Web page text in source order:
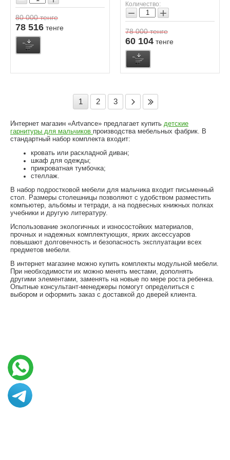
80 000тенге
78 516 тенге
Количество:
− +
78 000тенге
60 104 тенге
1 2 3
Интернет магазин «Artvance» предлагает купить детские
гарнитуры для мальчиков производства мебельных фабрик. В
стандартный набор комплекта входит:
кровать или раскладной диван;
шкаф для одежды;
прикроватная тумбочка;
стеллаж.
В набор подростковой мебели для мальчика входит письменный
стол. Размеры столешницы позволяют с удобством разместить
компьютер, альбомы и тетради, а на подвесных книжных полках
учебники и другую литературу.
Использование экологичных и износостойких материалов,
прочных и надежных комплектующих, ярких аксессуаров
повышают долговечность и безопасность эксплуатации всех
предметов мебели.
В интернет магазине можно купить комплекты модульной мебели.
При необходимости их можно менять местами, дополнять
другими элементами, заменять на новые по мере роста ребенка.
Опытные консультант-менеджеры помогут определиться с
выбором и оформить заказ с доставкой до дверей клиента.